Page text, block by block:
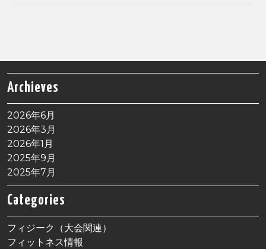
Archieves
2026年6月
2026年3月
2026年1月
2025年9月
2025年7月
Categories
フィジーク（大会関連）
フィットネス情報